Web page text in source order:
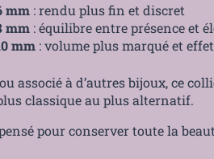
mm : rendu plus fin et discret
mm : équilibre entre présence et
mm : volume plus marqué et
associé à d’autres bijoux, ce
classique au plus alternatif.
pour conserver toute la